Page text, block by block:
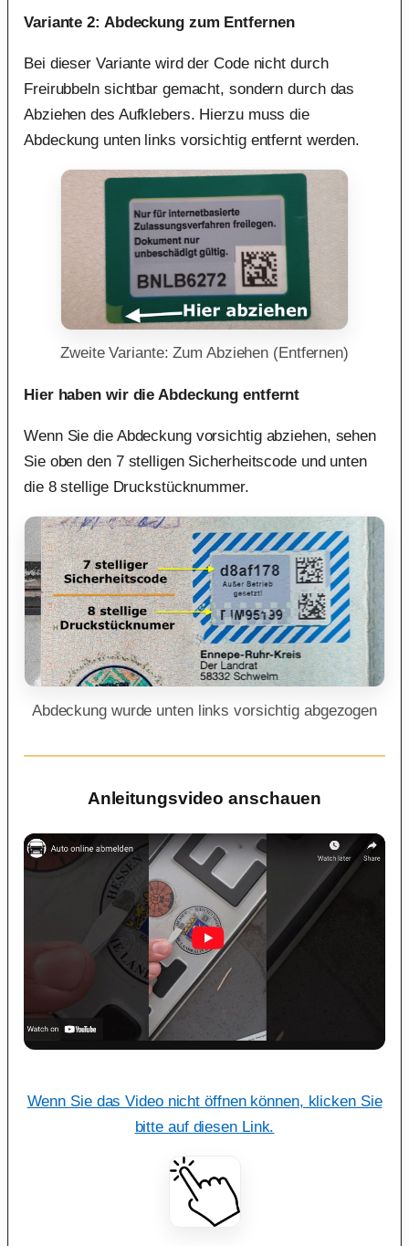
Variante 2: Abdeckung zum Entfernen
Bei dieser Variante wird der Code nicht durch
Freirubbeln sichtbar gemacht, sondern durch das
Abziehen des Aufklebers. Hierzu muss die
Abdeckung unten links vorsichtig entfernt werden.
Zweite Variante: Zum Abziehen (Entfernen)
Hier haben wir die Abdeckung entfernt
Wenn Sie die Abdeckung vorsichtig abziehen, sehen
Sie oben den 7 stelligen Sicherheitscode und unten
die 8 stellige Druckstücknummer.
Abdeckung wurde unten links vorsichtig abgezogen
Anleitungsvideo anschauen
Wenn Sie das Video nicht öffnen können, klicken Sie
bitte auf diesen Link.